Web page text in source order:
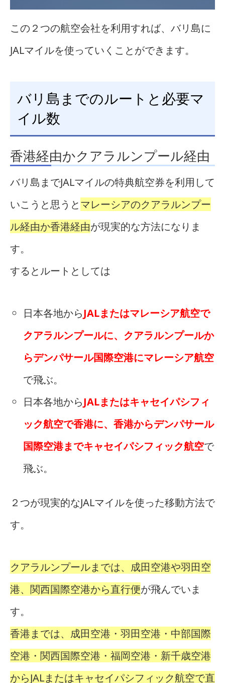
この２つの航空会社を利用すれば、バリ島に
JALマイルを使っていくことができます。
バリ島までのルートと必要マ
イル数
香港経由かクアラルンプール経由
バリ島までJALマイルの特典航空券を利用して
いこうと思うとマレーシアのクアラルンプー
ル経由か香港経由が現実的な方法になりま
す。
するとルートとしては
日本各地からJALまたはマレーシア航空で
クアラルンプールに、クアラルンプールか
らデンパサール国際空港にマレーシア航空
で飛ぶ。
日本各地からJALまたはキャセイパシフィ
ック航空で香港に、香港からデンパサール
国際空港までキャセイパシフィック航空で
飛ぶ。
２つが現実的なJALマイルを使った移動方法で
す。
クアラルンプールまでは、成田空港や羽田空
港、関西国際空港から直行便が飛んでいま
す。
香港までは、成田空港・羽田空港・中部国際
空港・関西国際空港・福岡空港・新千歳空港
からJALまたはキャセイパシフィック航空で直